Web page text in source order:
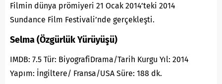
Filmin dünya prömiyeri 21 Ocak 2014’teki 2014
Sundance Film Festivali’nde gerçekleşti.
Selma (Özgürlük Yürüyüşü)
IMDB: 7.5 Tür: BiyografiDrama/Tarih Kurgu Yıl: 2014
Yapım: İngiltere/ Fransa/USA Süre: 188 dk.